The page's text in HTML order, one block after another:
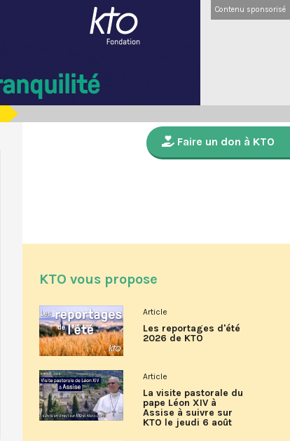
Contenu sponsorisé
Faire un don à KTO
KTO vous propose
Article
Les reportages d'été
2026 de KTO
Article
La visite pastorale du
pape Léon XIV à
Assise à suivre sur
KTO le jeudi 6 août